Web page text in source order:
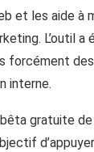
et les aide à
L’outil a
forcément
interne.
gratuite